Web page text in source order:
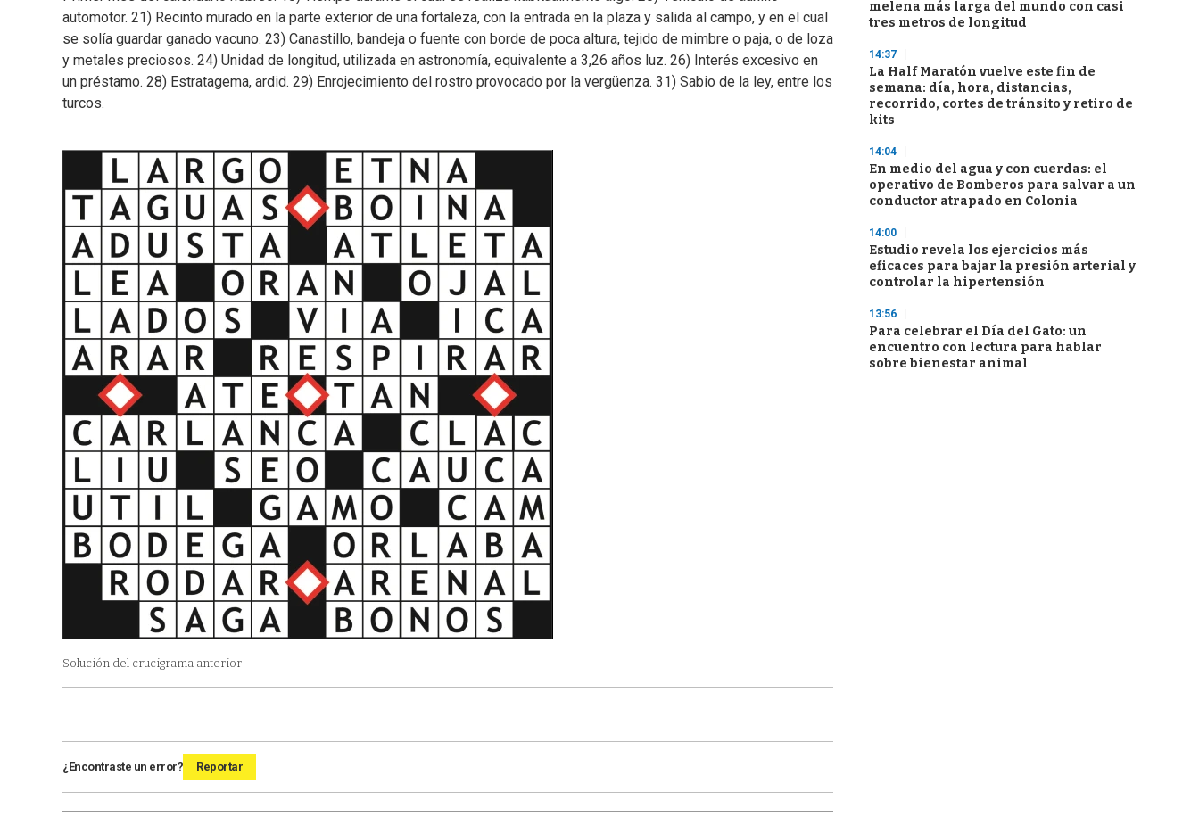
automotor. 21) Recinto murado en la parte exterior de una fortaleza, con la entrada en la plaza y salida al campo, y en el cual
se solía guardar ganado vacuno. 23) Canastillo, bandeja o fuente con borde de poca altura, tejido de mimbre o paja, o de loza
y metales preciosos. 24) Unidad de longitud, utilizada en astronomía, equivalente a 3,26 años luz. 26) Interés excesivo en
un préstamo. 28) Estratagema, ardid. 29) Enrojecimiento del rostro provocado por la vergüenza. 31) Sabio de la ley, entre los
turcos.
Solución del crucigrama anterior
¿Encontraste un error? Reportar
melena más larga del mundo con casi
tres metros de longitud
14:37
La Half Maratón vuelve este fin de
semana: día, hora, distancias,
recorrido, cortes de tránsito y retiro de
kits
14:04
En medio del agua y con cuerdas: el
operativo de Bomberos para salvar a un
conductor atrapado en Colonia
14:00
Estudio revela los ejercicios más
eficaces para bajar la presión arterial y
controlar la hipertensión
13:56
Para celebrar el Día del Gato: un
encuentro con lectura para hablar
sobre bienestar animal